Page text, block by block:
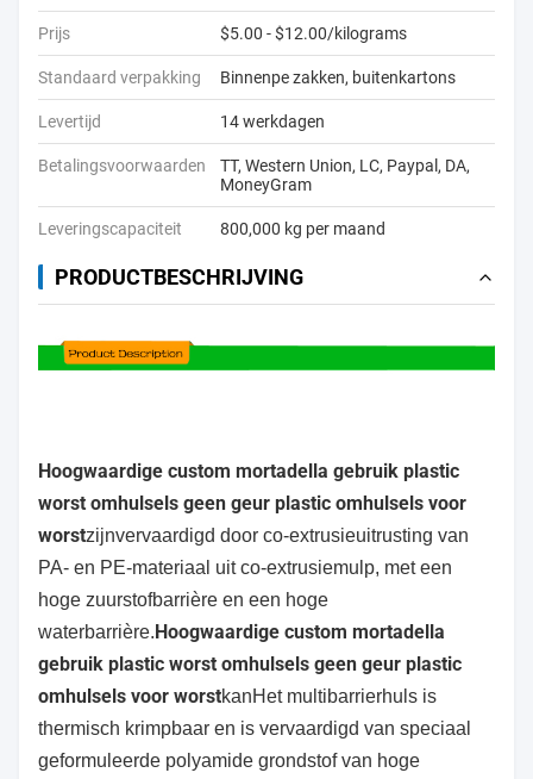
Prijs $5.00 - $12.00/kilograms
Standaard verpakking Binnenpe zakken, buitenkartons
Levertijd 14 werkdagen
Betalingsvoorwaarden
TT, Western Union, LC, Paypal, DA,
MoneyGram
Leveringscapaciteit 800,000 kg per maand
PRODUCTBESCHRIJVING
Hoogwaardige custom mortadella gebruik plastic
worst omhulsels geen geur plastic omhulsels voor
worstzijnvervaardigd door co-extrusieuitrusting van
PA- en PE-materiaal uit co-extrusiemulp, met een
hoge zuurstofbarrière en een hoge
waterbarrière. Hoogwaardige custom mortadella
gebruik plastic worst omhulsels geen geur plastic
omhulsels voor worstkanHet multibarrierhuls is
thermisch krimpbaar en is vervaardigd van speciaal
geformuleerde polyamide grondstof van hoge